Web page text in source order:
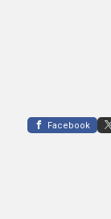
Facebook